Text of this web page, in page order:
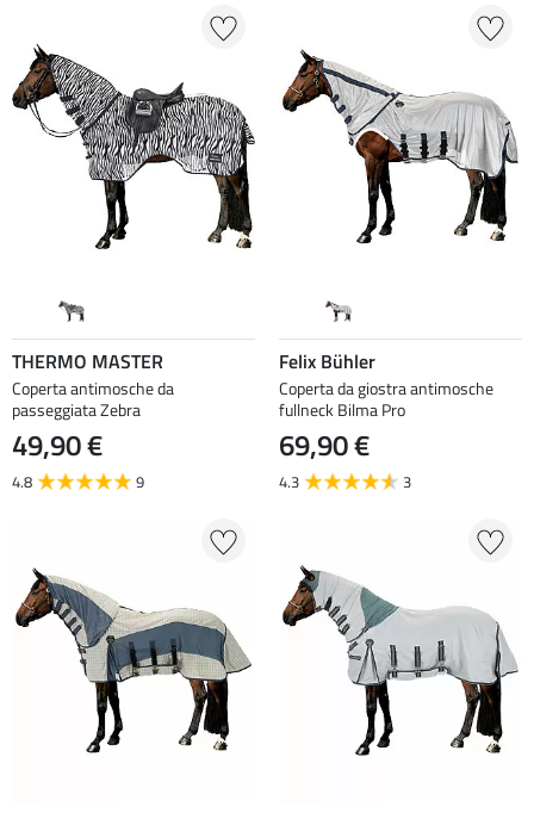
THERMO MASTER
Coperta antimosche da
passeggiata Zebra
49,90 €
4.8 9
Felix Bühler
Coperta da giostra antimosche
fullneck Bilma Pro
69,90 €
4.3 3